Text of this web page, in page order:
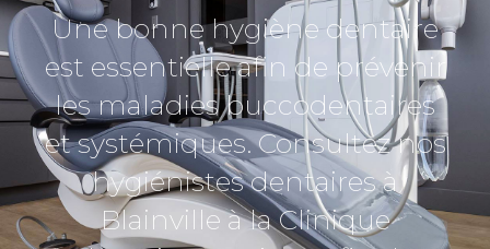
Une bonne hygiène dentaire
est essentielle afin de prévenir
les maladies buccodentaires
et systémiques. Consultez nos
hygiénistes dentaires à
Blainville à la Clinique